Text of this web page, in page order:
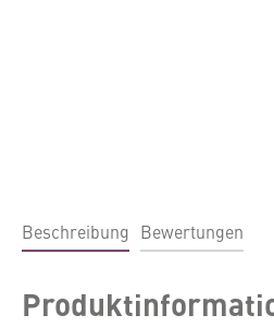
Beschreibung Bewertungen